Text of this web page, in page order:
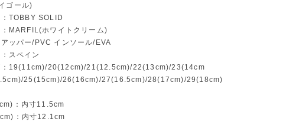
ゴール)
TOBBY SOLID
：MARFIL(ホワイトクリーム)
ッパー/PVC インソール/EVA
スペイン
：19(11cm)/20(12cm)/21(12.5cm)/22(13cm)/23(14cm
25(15cm)/26(16cm)/27(16.5cm)/28(17cm)/29(18cm)
：内寸11.5cm
：内寸12.1cm